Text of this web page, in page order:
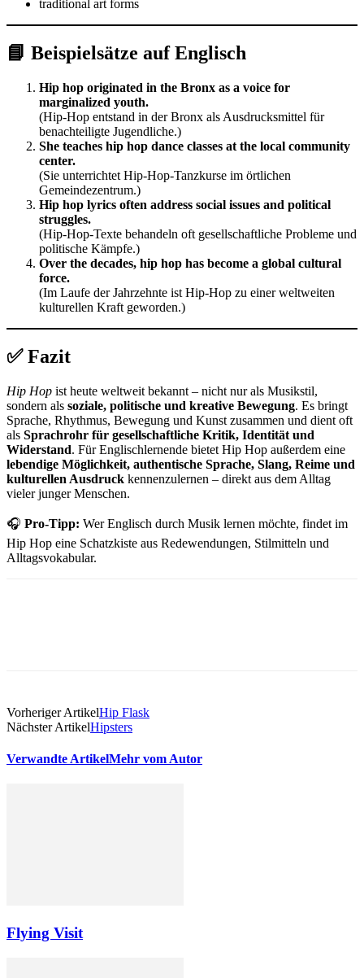
traditional art forms
📘 Beispielsätze auf Englisch
Hip hop originated in the Bronx as a voice for
marginalized youth.
(Hip-Hop entstand in der Bronx als Ausdrucksmittel für
benachteiligte Jugendliche.)
She teaches hip hop dance classes at the local community
center.
(Sie unterrichtet Hip-Hop-Tanzkurse im örtlichen
Gemeindezentrum.)
Hip hop lyrics often address social issues and political
struggles.
(Hip-Hop-Texte behandeln oft gesellschaftliche Probleme und
politische Kämpfe.)
Over the decades, hip hop has become a global cultural
force.
(Im Laufe der Jahrzehnte ist Hip-Hop zu einer weltweiten
kulturellen Kraft geworden.)
✅ Fazit
Hip Hop ist heute weltweit bekannt – nicht nur als Musikstil,
sondern als soziale, politische und kreative Bewegung. Es bringt
Sprache, Rhythmus, Bewegung und Kunst zusammen und dient oft
als Sprachrohr für gesellschaftliche Kritik, Identität und
Widerstand. Für Englischlernende bietet Hip Hop außerdem eine
lebendige Möglichkeit, authentische Sprache, Slang, Reime und
kulturellen Ausdruck kennenzulernen – direkt aus dem Alltag
vieler junger Menschen.
🎧 Pro-Tipp: Wer Englisch durch Musik lernen möchte, findet im
Hip Hop eine Schatzkiste aus Redewendungen, Stilmitteln und
Alltagsvokabular.
Vorheriger ArtikelHip Flask
Nächster ArtikelHipsters
Verwandte ArtikelMehr vom Autor
Flying Visit